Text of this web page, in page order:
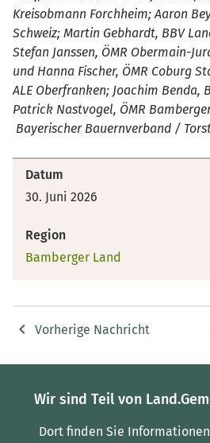
Kreisobmann Forchheim; Aaron
Schweiz; Martin Gebhardt, BBV
Stefan Janssen, ÖMR Obermain-
und Hanna Fischer, ÖMR Coburg
ALE Oberfranken; Joachim Benda,
Patrick Nastvogel, ÖMR
Bayerischer Bauernverband /
Datum
30. Juni 2026
Region
Bamberger Land
Vorherige Nachricht
Wir sind Teil von
Dort finden Sie